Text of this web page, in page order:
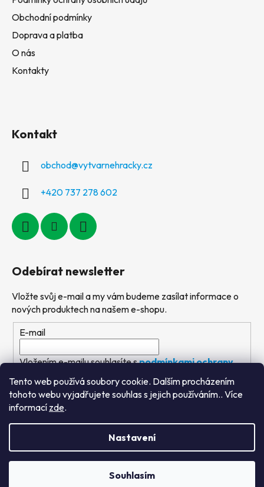
Tento web používá soubory cookie. Dalším procházením
tohoto webu vyjadřujete souhlas s jejich používáním.. Více
informací zde.
Nastavení
Souhlasím
Obchodní podmínky
Doprava a platba
O nás
Kontakty
Kontakt
obchod@vytvarnehracky.cz
+420 737 278 602
Odebírat newsletter
Vložte svůj e-mail a my vám budeme zasílat informace o
nových produktech na našem e-shopu.
E-mail
Vložením e-mailu souhlasíte spodmínkami ochrany
osobních údajů
PŘIHLÁSIT SE
Výtvarné hračky